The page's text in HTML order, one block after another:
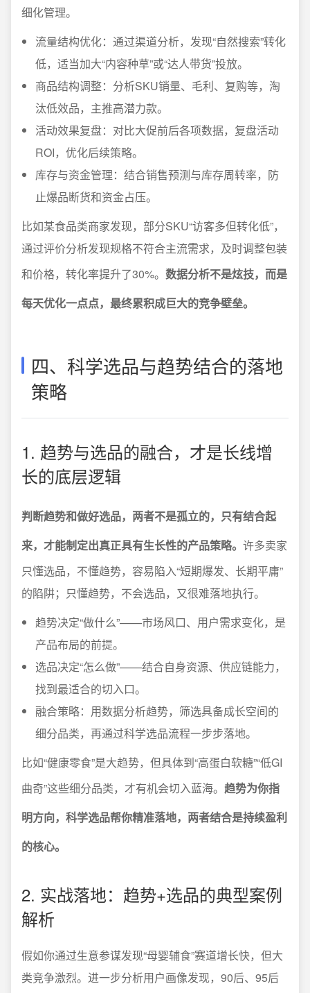
细化管理。
流量结构优化：通过渠道分析，发现“自然搜索”转化
低，适当加大“内容种草”或“达人带货”投放。
商品结构调整：分析SKU销量、毛利、复购等，淘
汰低效品，主推高潜力款。
活动效果复盘：对比大促前后各项数据，复盘活动
ROI，优化后续策略。
库存与资金管理：结合销售预测与库存周转率，防
止爆品断货和资金占压。
比如某食品类商家发现，部分SKU“访客多但转化低”，
通过评价分析发现规格不符合主流需求，及时调整包装
和价格，转化率提升了30%。 数据分析不是炫技，而是
每天优化一点点，最终累积成巨大的竞争壁垒。
四、科学选品与趋势结合的落地
策略
1. 趋势与选品的融合，才是长线增
长的底层逻辑
判断趋势和做好选品，两者不是孤立的，只有结合起
来，才能制定出真正具有生长性的产品策略。 许多卖家
只懂选品，不懂趋势，容易陷入“短期爆发、长期平庸”
的陷阱；只懂趋势，不会选品，又很难落地执行。
趋势决定“做什么”——市场风口、用户需求变化，是
产品布局的前提。
选品决定“怎么做”——结合自身资源、供应链能力，
找到最适合的切入口。
融合策略：用数据分析趋势，筛选具备成长空间的
细分品类，再通过科学选品流程一步步落地。
比如“健康零食”是大趋势，但具体到“高蛋白软糖”“低GI
曲奇”这些细分品类，才有机会切入蓝海。 趋势为你指
明方向，科学选品帮你精准落地，两者结合是持续盈利
的核心。
2. 实战落地：趋势+选品的典型案例
解析
假如你通过生意参谋发现“母婴辅食”赛道增长快，但大
类竞争激烈。进一步分析用户画像发现，90后、95后